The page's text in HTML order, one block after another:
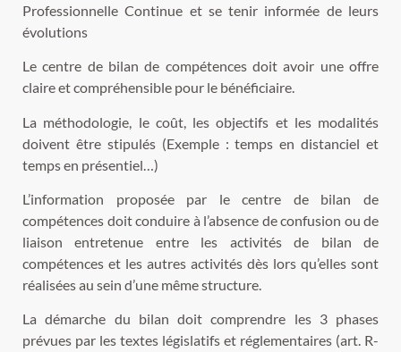
Professionnelle Continue et se tenir informée de leurs
évolutions
Le centre de bilan de compétences doit avoir une offre
claire et compréhensible pour le bénéficiaire.
La méthodologie, le coût, les objectifs et les modalités
doivent être stipulés (Exemple : temps en distanciel et
temps en présentiel…)
L’information proposée par le centre de bilan de
compétences doit conduire à l’absence de confusion ou de
liaison entretenue entre les activités de bilan de
compétences et les autres activités dès lors qu’elles sont
réalisées au sein d’une même structure.
La démarche du bilan doit comprendre les 3 phases
prévues par les textes législatifs et réglementaires (art. R-